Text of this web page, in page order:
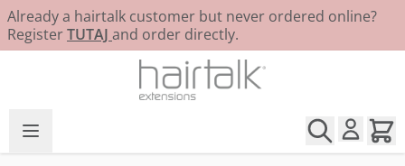
Already a hairtalk customer but never ordered online?
RegisterTUTAJ and order directly.